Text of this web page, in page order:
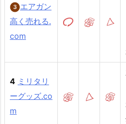
エアガン
高く売れる.
com
4 ミリタリ
ーグッズ.co
m